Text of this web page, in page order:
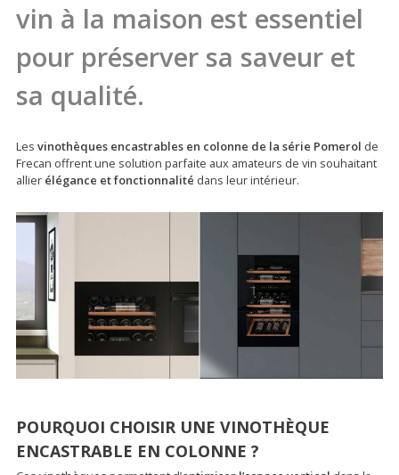
vin à la maison est essentiel
pour préserver sa saveur et
sa qualité.
Les vinothèques encastrables en colonne de la série Pomerol de
Frecan offrent une solution parfaite aux amateurs de vin souhaitant
allier élégance et fonctionnalité dans leur intérieur.
POURQUOI CHOISIR UNE VINOTHÈQUE
ENCASTRABLE EN COLONNE ?